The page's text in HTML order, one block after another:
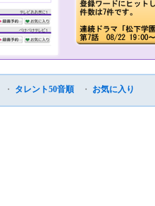
・ タレント50音順 ・ お気に入り